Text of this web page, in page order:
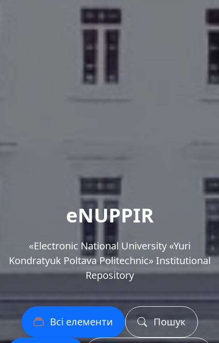
eNUPPIR
«Еlectronic National University «Yuri
Kondratyuk Poltava Politechnic» Institutional
Repository
Всі елементи Пошук